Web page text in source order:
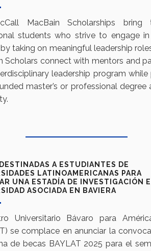
MacBain Scholarships bring
students who strive to engage
taking on meaningful leadership
Scholars connect with mentors and
leadership program while
master’s or professional degree
A ESTUDIANTES DE
LATINOAMERICANAS PARA
UNA ESTADÍA DE INVESTIGACIÓN
ASOCIADA EN BAVIERA
Universitario Bávaro para
se complace en anunciar la
de becas BAYLAT 2025 para el